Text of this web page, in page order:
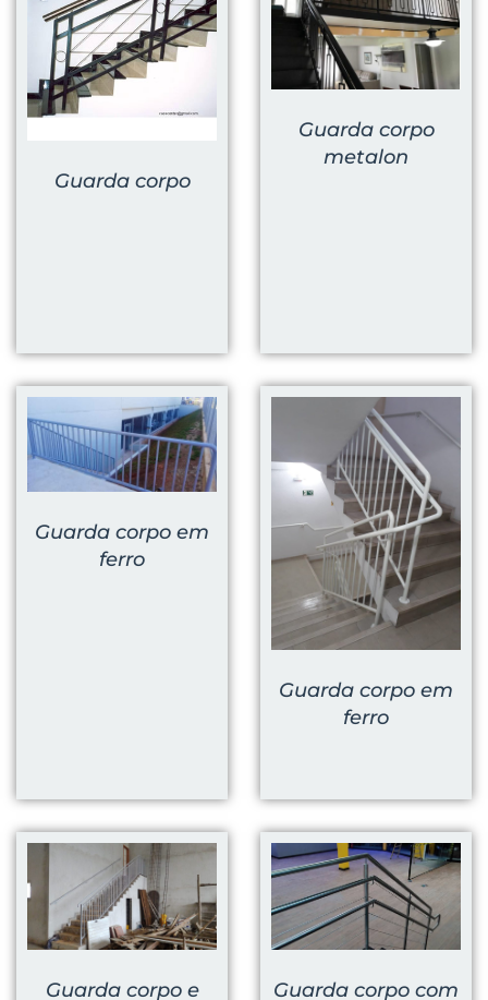
Guarda corpo
Guarda corpo
metalon
Guarda corpo em
ferro
Guarda corpo em
ferro
Guarda corpo e Guarda corpo com